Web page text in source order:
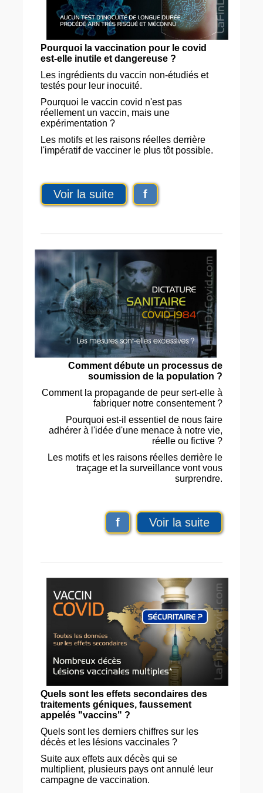
Pourquoi la vaccination pour le covid
est-elle inutile et dangereuse ?
Les ingrédients du vaccin non-étudiés et
testés pour leur inocuité.
Pourquoi le vaccin covid n'est pas
réellement un vaccin, mais une
expérimentation ?
Les motifs et les raisons réelles derrière
l'impératif de vacciner le plus tôt possible.
Voir la suite f
Comment débute un processus de
soumission de la population ?
Comment la propagande de peur sert-elle à
fabriquer notre consentement ?
Pourquoi est-il essentiel de nous faire
adhérer à l'idée d'une menace à notre vie,
réelle ou fictive ?
Les motifs et les raisons réelles derrière le
traçage et la surveillance vont vous
surprendre.
f Voir la suite
Quels sont les effets secondaires des
traitements géniques, faussement
appelés "vaccins" ?
Quels sont les derniers chiffres sur les
décès et les lésions vaccinales ?
Suite aux effets aux décès qui se
multiplient, plusieurs pays ont annulé leur
campagne de vaccination.